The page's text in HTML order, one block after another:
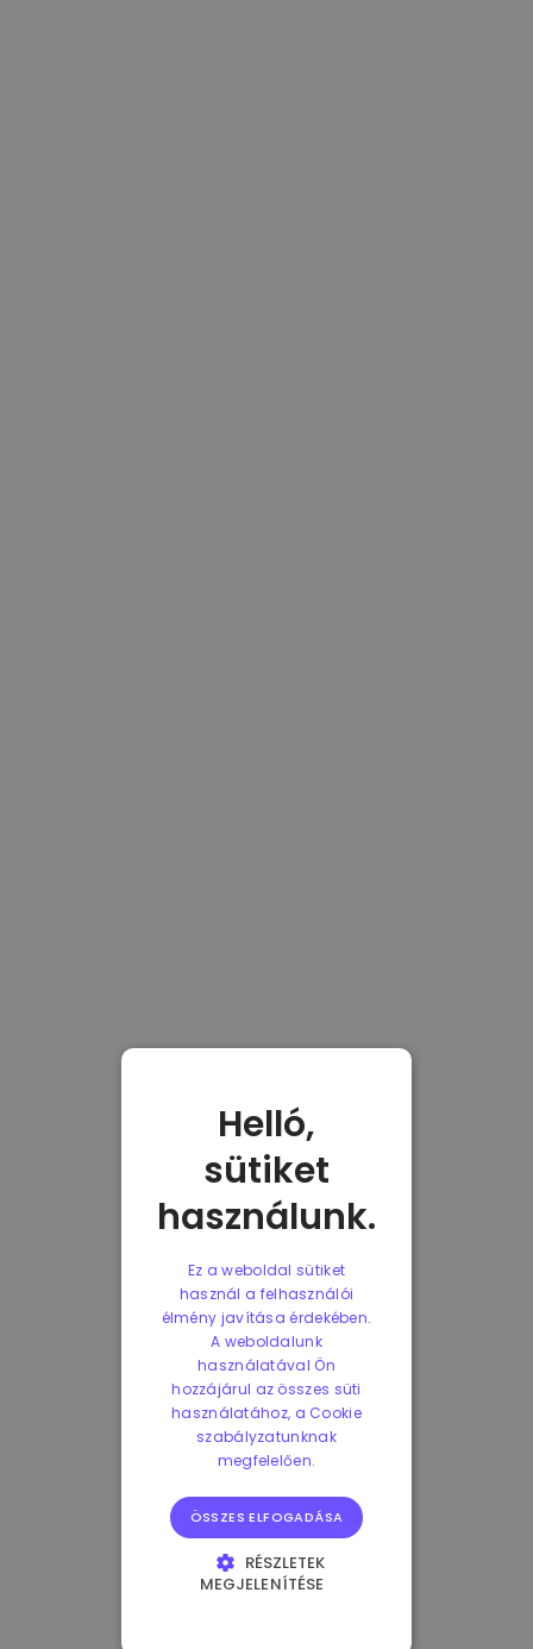
Helló,
sütiket
használunk.
Ez a weboldal sütiket
használ a felhasználói
élmény javítása érdekében.
A weboldalunk
használatával Ön
hozzájárul az összes süti
használatához, a Cookie
szabályzatunknak
megfelelően.
ÖSSZES ELFOGADÁSA
RÉSZLETEK
MEGJELENÍTÉSE